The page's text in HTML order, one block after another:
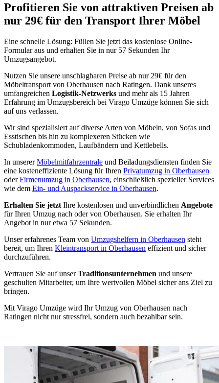
Profitieren Sie von attraktiven Preisen ab
nur 29€ für den Transport Ihrer Möbel
Eine schnelle Lösung: Füllen Sie jetzt das kostenlose Online-
Formular aus und erhalten Sie in nur 57 Sekunden Ihr
Umzugsangebot.
Nutzen Sie unsere unschlagbaren Preise ab nur 29€ für den
Möbeltransport von Oberhausen nach Ratingen. Dank unseres
umfangreichen Logistik-Netzwerks und mehr als 15 Jahren
Erfahrung im Umzugsbereich bei Virago Umzüge können Sie sich
auf uns verlassen.
Wir sind spezialisiert auf diverse Arten von Möbeln, von Sofas und
Esstischen bis hin zu komplexeren Stücken wie
Schubladenkommoden, Laufbändern und Kettlebells.
In unsererMöbelmitfahrzentrale und Beiladungsdiensten finden Sie
eine kosteneffiziente Lösung für Ihren Privatumzug in Oberhausen
oderFirmenumzug in Oberhausen, einschließlich spezieller Services
wie dem Ein- und Auspackservice in Oberhausen.
Erhalten Sie jetzt Ihre kostenlosen und unverbindlichen Angebote
für Ihren Umzug nach oder von Oberhausen. Sie erhalten Ihr
Angebot in nur etwa 57 Sekunden.
Unser erfahrenes Team von Umzugshelfern in Oberhausen steht
bereit, um Ihren Kleintransport in Oberhausen effizient und sicher
durchzuführen.
Vertrauen Sie auf unserTraditionsunternehmen und unsere
geschulten Mitarbeiter, um Ihre wertvollen Möbel sicher ans Ziel zu
bringen.
Mit Virago Umzüge wird Ihr Umzug von Oberhausen nach
Ratingen nicht nur stressfrei, sondern auch bezahlbar sein.